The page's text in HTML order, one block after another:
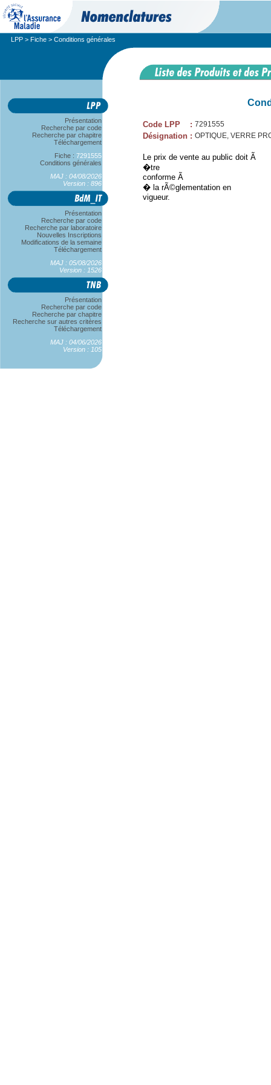
LPP > Fiche > Conditions générales
Présentation
Recherche par code
Recherche par chapitre
Téléchargement
Fiche : 7291555
Conditions générales
MAJ : 04/08/2026
Version : 896
Présentation
Recherche par code
Recherche par laboratoire
Nouvelles Inscriptions
Modifications de la semaine
Téléchargement
MAJ : 05/08/2026
Version : 1526
Présentation
Recherche par code
Recherche par chapitre
Recherche sur autres critères
Téléchargement
MAJ : 04/06/2026
Version : 105
Code LPP : 7291555
Désignation : OPTIQUE, VERRE
Le prix de vente au public doit Ã
�tre
conforme Ã
� la rÃ©glementation en
vigueur.